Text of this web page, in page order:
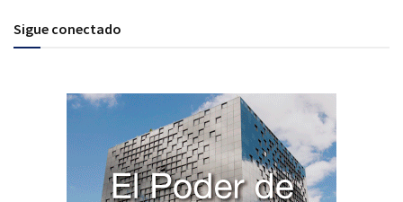
Sigue conectado